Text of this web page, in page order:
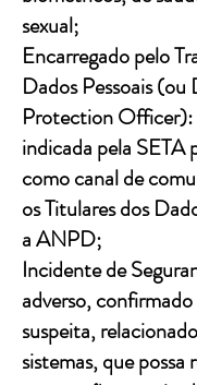
sexual;
Encarregado pelo
Dados Pessoais
Protection Officer):
indicada pela SETA
como canal de
os Titulares dos
a ANPD;
Incidente de
adverso,
suspeita,
sistemas, que possa